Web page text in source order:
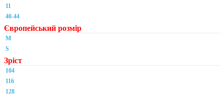
11
40-44
Європейський розмір
M
S
Зріст
104
116
128